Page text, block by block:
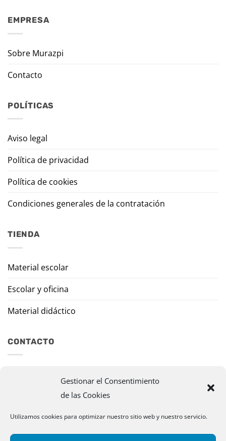
Gestionar el Consentimiento
de las Cookies
Utilizamos cookies para optimizar nuestro sitio web y nuestro servicio.
EMPRESA
Sobre Murazpi
Contacto
POLÍTICAS
Aviso legal
Política de privacidad
Política de cookies
Condiciones generales de la contratación
TIENDA
Material escolar
Escolar y oficina
Material didáctico
CONTACTO
murazpi@murazpi.com
948 234 436 – 623 195 518